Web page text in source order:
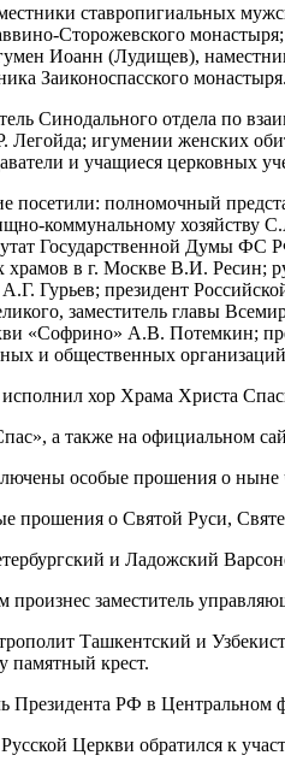
ставропигиальных
Сторожевского
Иоанн (Лудищев),
Заиконоспасского монастыря.
Синодального отдела по
Легойда; игумении женских
и учащиеся церковных
посетили: полномочный
коммунальному хозяйству
Государственной Думы ФС
храмов в г. Москве В.И.
Гурьев; президент
заместитель главы
«Софрино» А.В. Потемкин;
и общественных
хор Храма Христа
а также на официальном
особые прошения о
прошения о Святой Руси,
и Ладожский
произнес заместитель
Ташкентский и
памятный крест.
Президента РФ в Центральном
Церкви обратился к